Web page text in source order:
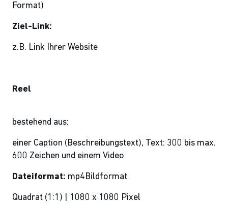
Format)
Ziel-Link:
z.B. Link Ihrer Website
Reel
bestehend aus:
einer Caption (Beschreibungstext), Text: 300 bis max.
600 Zeichen und einem Video
Dateiformat: mp4Bildformat
Quadrat (1:1) | 1080 x 1080 Pixel